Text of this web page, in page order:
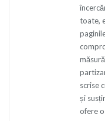
toate,
scrise
și
ofere